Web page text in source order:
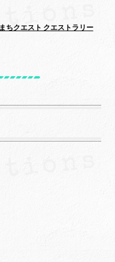
ちクエスト クエストラリー